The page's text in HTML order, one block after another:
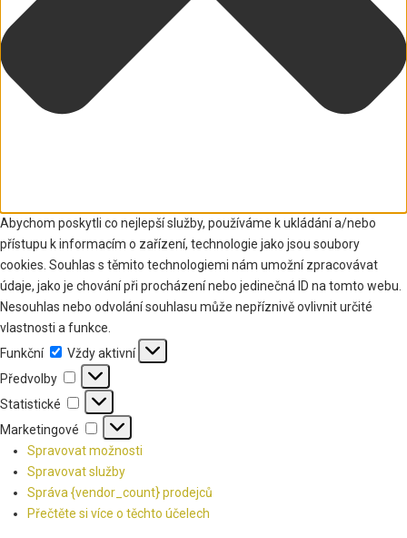
Abychom poskytli co nejlepší služby, používáme k ukládání a/nebo
přístupu k informacím o zařízení, technologie jako jsou soubory
cookies. Souhlas s těmito technologiemi nám umožní zpracovávat
údaje, jako je chování při procházení nebo jedinečná ID na tomto webu.
Nesouhlas nebo odvolání souhlasu může nepříznivě ovlivnit určité
vlastnosti a funkce.
Funkční
Funkční
Vždy aktivní
Předvolby
Předvolby
Statistické Statistické
Marketingové
Marketingové
Spravovat možnosti
Spravovat služby
Správa {vendor_count} prodejců
Přečtěte si více o těchto účelech